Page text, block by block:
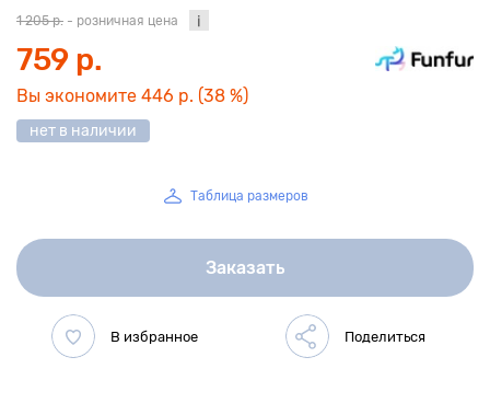
1 205 р. - розничная цена
759 р.
Вы экономите 446 р. (38 %)
нет в наличии
Таблица размеров
Заказать